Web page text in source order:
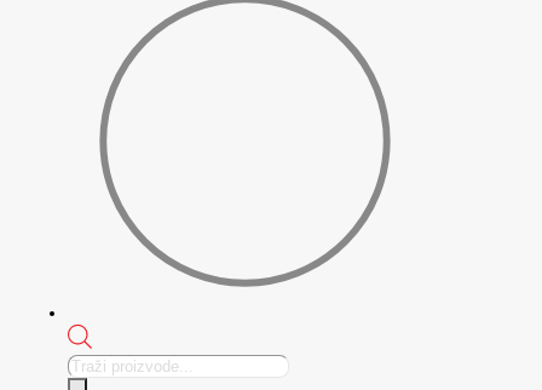
Products